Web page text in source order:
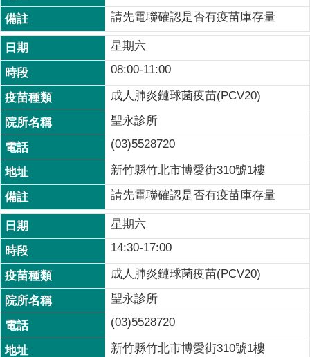
請先電聯確認是否有疫苗庫存量
星期六
08:00-11:00
成人肺炎鏈球菌疫苗(PCV20)
聖永診所
(03)5528720
新竹縣竹北市博愛街310號1樓
請先電聯確認是否有疫苗庫存量
星期六
14:30-17:00
成人肺炎鏈球菌疫苗(PCV20)
聖永診所
(03)5528720
新竹縣竹北市博愛街310號1樓